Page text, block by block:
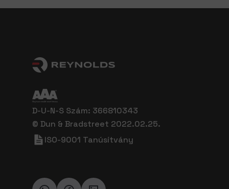
D-U-N-S Szám: 366810343
© Dun & Bradstreet 2022.02.25.
ISO-9001 Tanúsítvány